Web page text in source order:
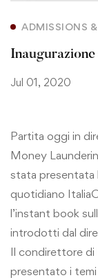
ADMISSIONS
Jul 01, 2020
Partita oggi in
Money
stata presentata
quotidiano
l’instant book
introdotti dal
Il condirettore di
presentato i